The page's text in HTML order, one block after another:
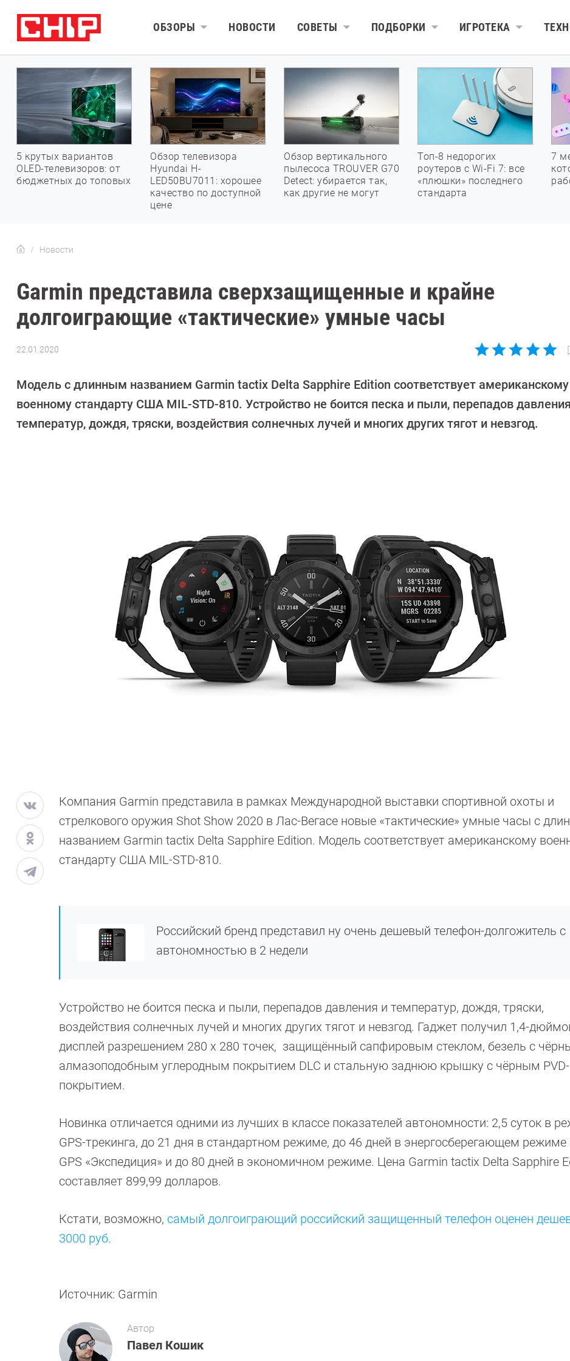
ОБЗОРЫ НОВОСТИ СОВЕТЫ ПОДБОРКИ ИГРОТЕКА
5 крутых вариантов
OLED-телевизоров: от
бюджетных до топовых
Обзор телевизора
Hyundai H-
LED50BU7011: хорошее
качество по доступной
цене
Обзор вертикального
пылесоса TROUVER G70
Detect: убирается так,
как другие не могут
Топ-8 недорогих
роутеров с Wi-Fi 7: все
«плюшки» последнего
стандарта
7
Новости
Garmin представила сверхзащищенные и крайне
долгоиграющие «тактические» умные часы
22.01.2020
Кошик
Модель с длинным названием Garmin tactix Delta Sapphire Edition соответствует американскому
военному стандарту США MIL-STD-810. Устройство не боится песка и пыли, перепадов
температур, дождя, тряски, воздействия солнечных лучей и многих других тягот и невзгод.
Компания Garmin представила в рамках Международной выставки спортивной охоты и
стрелкового оружия Shot Show 2020 в Лас-Вегасе новые «тактические» умные часы с
названием Garmin tactix Delta Sapphire Edition. Модель соответствует американскому
стандарту США MIL-STD-810.
Российский бренд представил ну очень дешевый телефон-долгожитель с
автономностью в 2 недели
Устройство не боится песка и пыли, перепадов давления и температур, дождя, тряски,
воздействия солнечных лучей и многих других тягот и невзгод. Гаджет получил 1,4-
дисплей разрешением 280 х 280 точек, защищённый сапфировым стеклом, безель с
алмазоподобным углеродным покрытием DLC и стальную заднюю крышку с чёрным PVD-
покрытием.
Новинка отличается одними из лучших в классе показателей автономности: 2,5 суток в
GPS-трекинга, до 21 дня в стандартном режиме, до 46 дней в энергосберегающем режиме
GPS «Экспедиция» и до 80 дней в экономичном режиме. Цена Garmin tactix Delta Sapphire
составляет 899,99 долларов.
Кстати, возможно, самый долгоиграющий российский защищенный телефон оценен
3000 руб.
Источник: Garmin
Автор
Павел Кошик